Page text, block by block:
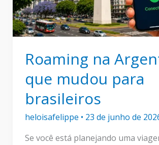
Roaming na
que mudou para
brasileiros
heloisafelippe • 23 de junho de
Se você está planejando uma